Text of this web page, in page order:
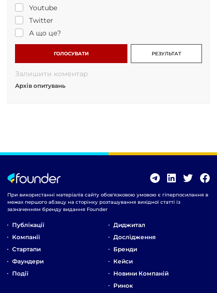
Youtube
Twitter
А що це?
ГОЛОСУВАТИ РЕЗУЛЬТАТ
Залишити коментар
Архів опитувань
При використанні матеріалів сайту обов'язковою умовою є гіперпосилання в
межах першого абзацу на сторінку розташування вихідної статті із
зазначенням бренду видання Founder
Публікації
Компанії
Стартапи
Фаундери
Події
Диджитал
Дослідження
Бренди
Кейси
Новини Компаній
Ринок